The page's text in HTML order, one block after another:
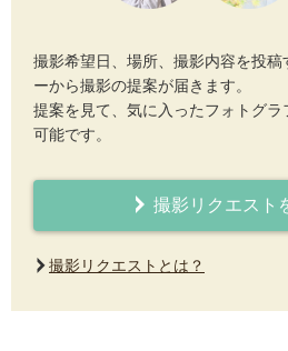
撮影希望日、場所、撮影内容を投
ーから撮影の提案が届きます。
提案を見て、気に入ったフォトグ
可能です。
撮影リクエスト
撮影リクエストとは？